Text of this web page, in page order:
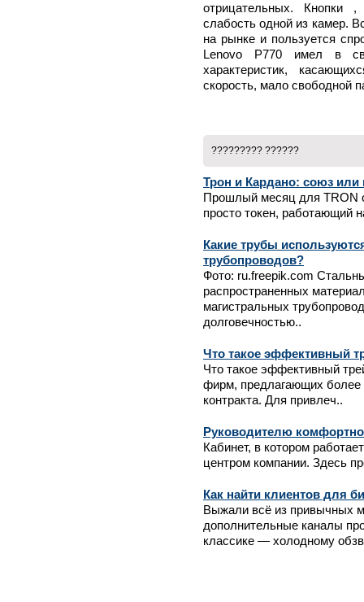
отрицательных. Кнопки
слабость одной из камер.
на рынке и пользуется
Lenovo Р770 имел в
характеристик,
скорость, мало свободной
????????? ??????
Трон и Кардано: союз или
Прошлый месяц для TRON
просто токен, работающий
Какие трубы
трубопроводов?
Фото: ru.freepik.com
распространенных
магистральных
долговечностью..
Что такое эффективный
Что такое эффективный
фирм, предлагающих более
контракта. Для привлеч..
Руководителю комфортно
Кабинет, в котором
центром компании. Здесь
Как найти клиентов для
Выжали всё из привычных
дополнительные каналы
классике — холодному